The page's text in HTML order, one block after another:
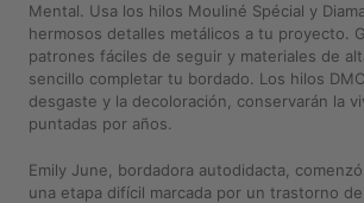
2026
Diseños
Bordar
Mental. Usa los hilos Mouliné Spécial y
hermosos detalles metálicos a tu proyecto.
patrones fáciles de seguir y materiales de
sencillo completar tu bordado. Los hilos
desgaste y la decoloración, conservarán la
puntadas por años.
Emily June, bordadora autodidacta,
una etapa difícil marcada por un trastorno